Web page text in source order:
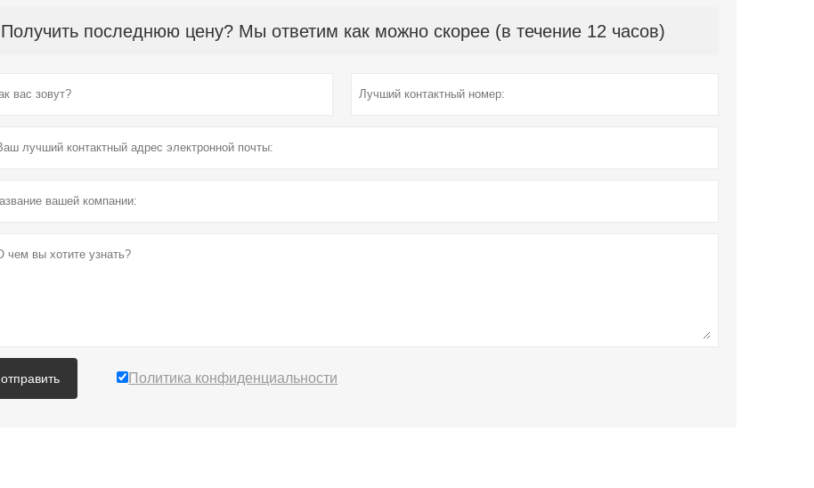
Получить последнюю цену? Мы ответим как можно скорее (в течение 12 часов)
отправить Политика конфиденциальности